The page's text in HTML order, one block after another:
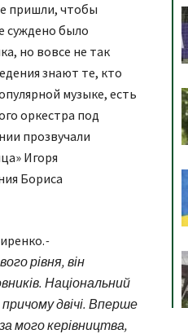
пришли, чтобы
суждено было
но вовсе не так
знают те, кто
музыке, есть
оркестра под
прозвучали
Игоря
Бориса
-
рівня, він
Національний
двічі. Вперше
мого керівництва,